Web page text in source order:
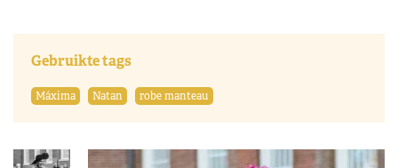
Gebruikte tags
Máxima Natan robe manteau